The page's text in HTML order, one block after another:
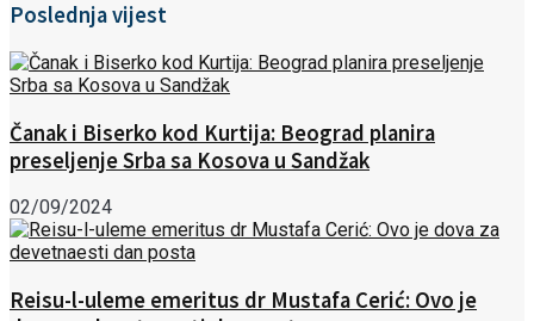
Poslednja vijest
Čanak i Biserko kod Kurtija: Beograd planira
preseljenje Srba sa Kosova u Sandžak
02/09/2024
Reisu-l-uleme emeritus dr Mustafa Cerić: Ovo je